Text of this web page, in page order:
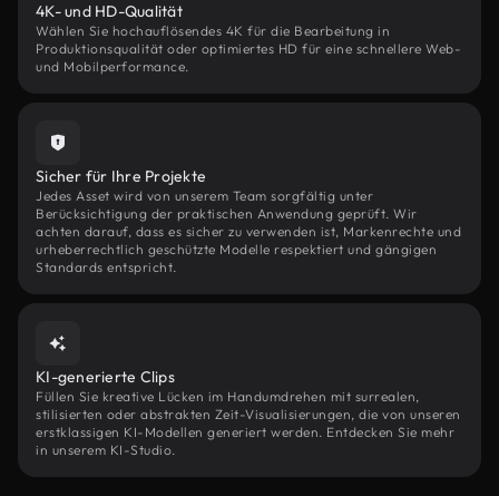
4K- und HD-Qualität
Wählen Sie hochauflösendes 4K für die Bearbeitung in
Produktionsqualität oder optimiertes HD für eine schnellere Web-
und Mobilperformance.
Sicher für Ihre Projekte
Jedes Asset wird von unserem Team sorgfältig unter
Berücksichtigung der praktischen Anwendung geprüft. Wir
achten darauf, dass es sicher zu verwenden ist, Markenrechte und
urheberrechtlich geschützte Modelle respektiert und gängigen
Standards entspricht.
KI-generierte Clips
Füllen Sie kreative Lücken im Handumdrehen mit surrealen,
stilisierten oder abstrakten Zeit-Visualisierungen, die von unseren
erstklassigen KI-Modellen generiert werden. Entdecken Sie mehr
in unserem KI-Studio.